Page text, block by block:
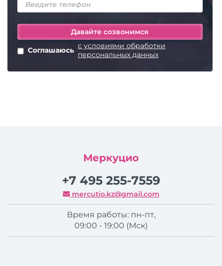
Соглашаюсь с условиями обработки
персональных данных
Меркуцио
+7 495 255-7559
mercutio.kz@gmail.com
Время работы: пн-пт,
09:00 - 19:00 (Мск)